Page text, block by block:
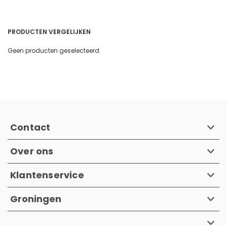
PRODUCTEN VERGELIJKEN
Geen producten geselecteerd.
Contact
Over ons
Klantenservice
Groningen